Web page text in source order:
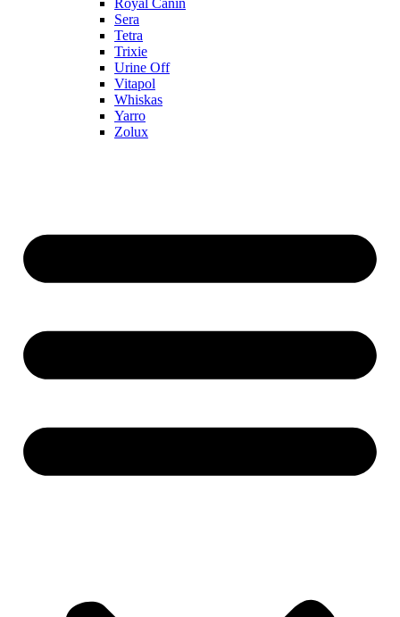
Royal Canin
Sera
Tetra
Trixie
Urine Off
Vitapol
Whiskas
Yarro
Zolux